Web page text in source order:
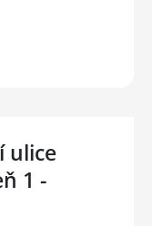
ulice
1 -